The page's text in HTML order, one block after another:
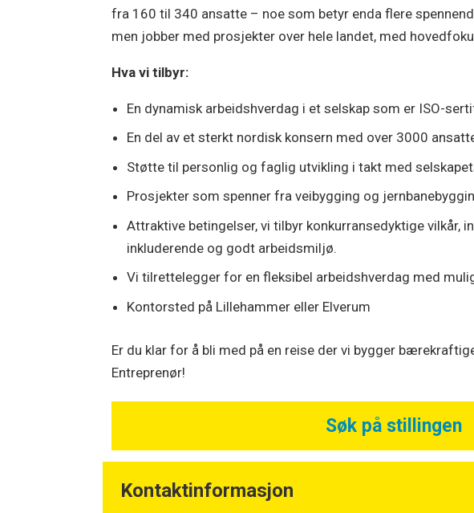
fra 160 til 340 ansatte – noe som betyr enda flere
men jobber med prosjekter over hele landet, med
Hva vi tilbyr:
En dynamisk arbeidshverdag i et selskap som er ISO-
En del av et sterkt nordisk konsern med over 3000
Støtte til personlig og faglig utvikling i takt med
Prosjekter som spenner fra veibygging og
Attraktive betingelser, vi tilbyr konkurransedyktige
inkluderende og godt arbeidsmiljø.
Vi tilrettelegger for en fleksibel arbeidshverdag med
Kontorsted på Lillehammer eller Elverum
Er du klar for å bli med på en reise der vi bygger
Entreprenør!
Søk på stillingen
Kontaktinformasjon